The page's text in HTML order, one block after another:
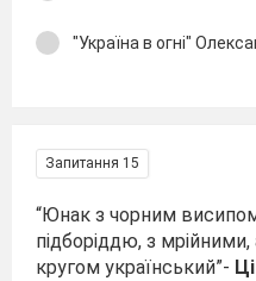
"Україна в огні"
Запитання 15
“Юнак з чорним
підборіддю, з мрійними,
кругом український”-